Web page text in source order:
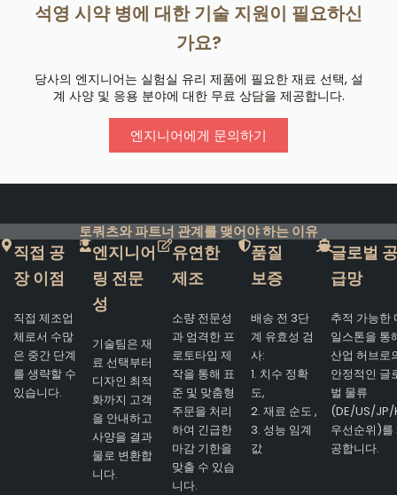
석영 시약 병에 대한 기술 지원이 필요하신
가요?
당사의 엔지니어는 실험실 유리 제품에 필요한 재료 선택, 설
계 사양 및 응용 분야에 대한 무료 상담을 제공합니다.
엔지니어에게 문의하기
토쿼츠와 파트너 관계를 맺어야 하는 이유
직접 공
장 이점
직접 제조업
체로서 수많
은 중간 단계
를 생략할 수
있습니다.
엔지니어
링 전문
성
기술팀은 재
료 선택부터
디자인 최적
화까지 고객
을 안내하고
사양을 결과
물로 변환합
니다.
유연한
제조
소량 전문성
과 엄격한 프
로토타입 제
작을 통해 표
준 및 맞춤형
주문을 처리
하여 긴급한
마감 기한을
맞출 수 있습
니다.
품질
보증
배송 전 3단
계 유효성 검
사:
1. 치수 정확
도,
2. 재료 순도 ,
3. 성능 임계
값
글로벌 공
급망
추적 가능한
일스톤을 통
산업 허브로
안정적인 글
벌 물류
(DE/US/JP/
우선순위)를
공합니다.